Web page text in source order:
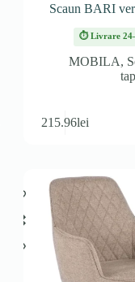
Scaun BARI
⏱ Livrare
MOBILA,
215.96lei